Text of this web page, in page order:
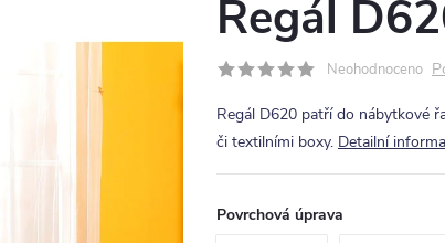
Regál
Neohodnoceno
Regál D620 patří do nábytkové
či textilními boxy. Detailní
Povrchová úprava